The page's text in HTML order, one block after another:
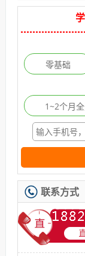
零基础
1~2个月
联系方式